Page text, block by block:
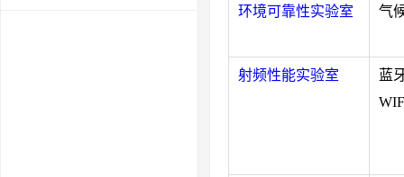
环境可靠性实验室
气
射频性能实验室
蓝